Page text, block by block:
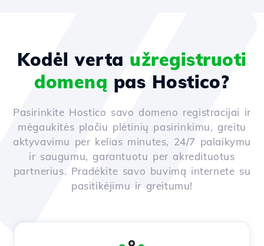
Kodėl verta užregistruoti
domeną pas Hostico?
Pasirinkite Hostico savo domeno registracijai ir
mėgaukitės plačiu plėtinių pasirinkimu, greitu
aktyvavimu per kelias minutes, 24/7 palaikymu
ir saugumu, garantuotu per akredituotus
partnerius. Pradėkite savo buvimą internete su
pasitikėjimu ir greitumu!